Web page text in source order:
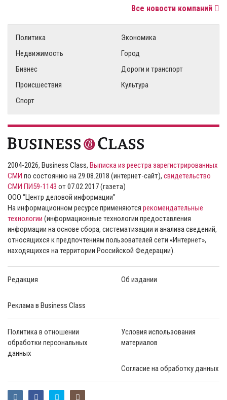
Все новости компаний
Политика
Экономика
Недвижимость
Город
Бизнес
Дороги и транспорт
Происшествия
Культура
Спорт
2004-2026, Business Class, Выписка из реестра зарегистрированных
СМИ по состоянию на 29.08.2018 (интернет-сайт), свидетельство
СМИ ПИ59-1143 от 07.02.2017 (газета)
ООО “Центр деловой информации”
На информационном ресурсе применяются рекомендательные
технологии (информационные технологии предоставления
информации на основе сбора, систематизации и анализа сведений,
относящихся к предпочтениям пользователей сети «Интернет»,
находящихся на территории Российской Федерации).
Редакция Об издании
Реклама в Business Class
Политика в отношении
обработки персональных
данных
Условия использования
материалов
Согласие на обработку данных